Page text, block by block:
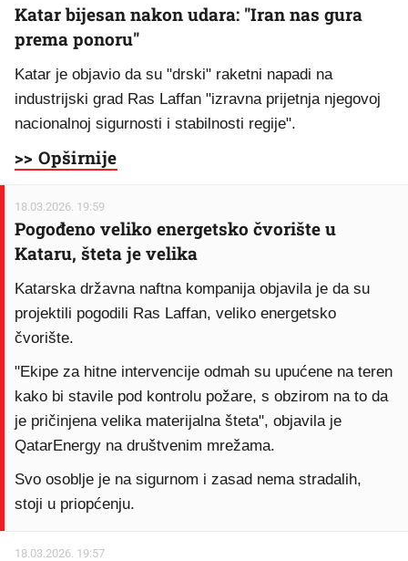
Katar bijesan nakon udara: "Iran nas gura
prema ponoru"
Katar je objavio da su "drski" raketni napadi na
industrijski grad Ras Laffan "izravna prijetnja njegovoj
nacionalnoj sigurnosti i stabilnosti regije".
>> Opširnije
18.03.2026. 19:59
Pogođeno veliko energetsko čvorište u
Kataru, šteta je velika
Katarska državna naftna kompanija objavila je da su
projektili pogodili Ras Laffan, veliko energetsko
čvorište.
"Ekipe za hitne intervencije odmah su upućene na teren
kako bi stavile pod kontrolu požare, s obzirom na to da
je pričinjena velika materijalna šteta", objavila je
QatarEnergy na društvenim mrežama.
Svo osoblje je na sigurnom i zasad nema stradalih,
stoji u priopćenju.
18.03.2026. 19:57